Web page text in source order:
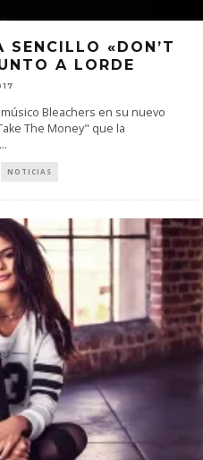
SENCILLO «DON’T
A LORDE
Bleachers en su nuevo
The Money" que la
...
NOTICIAS